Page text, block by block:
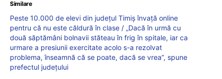
Similare
Peste 10.000 de elevi din județul Timiș învață online
pentru că nu este căldură în clase / „Dacă în urmă cu
două săptămâni bolnavii stăteau în frig în spitale, iar ca
urmare a presiunii exercitate acolo s-a rezolvat
problema, înseamnă că se poate, dacă se vrea”, spune
prefectul județului